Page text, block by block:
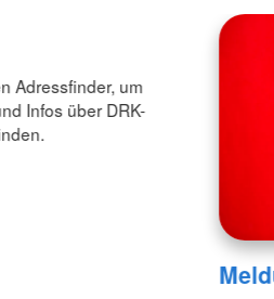
Adressfinder, um
Infos über DRK-